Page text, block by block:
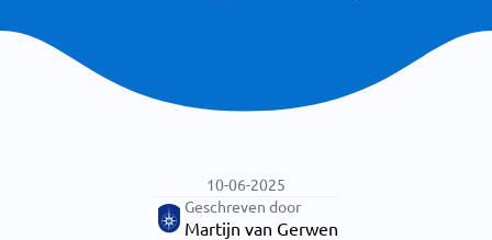
10-06-2025
Geschreven door
Martijn van Gerwen